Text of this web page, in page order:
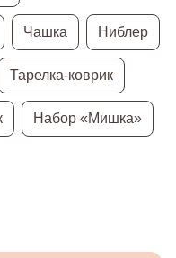
Чашка Ниблер
Тарелка-коврик
Набор «Мишка»